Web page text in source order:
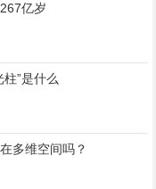
亿岁
”是什么
多维空间吗？